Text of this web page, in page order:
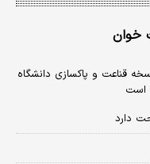
خوان
قناعت و پاکسازی دانشگاه
است
دارد